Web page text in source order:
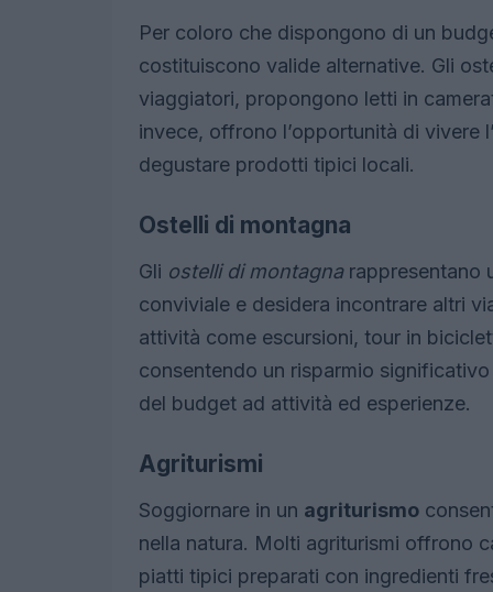
Per coloro che dispongono di un
costituiscono valide alternative. Gli
viaggiatori, propongono letti in
invece, offrono l’opportunità di vivere
degustare prodotti tipici locali.
Ostelli di montagna
Gli ostelli di montagnarappresentano
conviviale e desidera incontrare altri
attività come escursioni, tour in
consentendo un risparmio
del budget ad attività ed esperienze.
Agriturismi
Soggiornare in un agriturismo
nella natura. Molti agriturismi offrono
piatti tipici preparati con ingredienti